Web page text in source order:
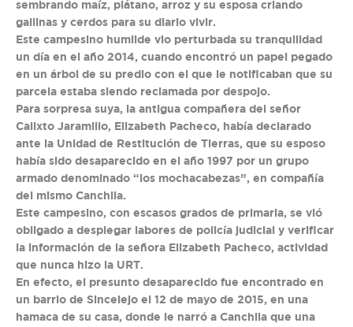
sembrando maíz, plátano, arroz y su esposa criando
gallinas y cerdos para su diario vivir.
Este campesino humilde vio perturbada su tranquilidad
un día en el año 2014, cuando encontró un papel pegado
en un árbol de su predio con el que le notificaban que su
parcela estaba siendo reclamada por despojo.
Para sorpresa suya, la antigua compañera del señor
Calixto Jaramillo, Elizabeth Pacheco, había declarado
ante la Unidad de Restitución de Tierras, que su esposo
había sido desaparecido en el año 1997 por un grupo
armado denominado “los mochacabezas”, en compañía
del mismo Canchila.
Este campesino, con escasos grados de primaria, se vió
obligado a desplegar labores de policía judicial y verificar
la información de la señora Elizabeth Pacheco, actividad
que nunca hizo la URT.
En efecto, el presunto desaparecido fue encontrado en
un barrio de Sincelejo el 12 de mayo de 2015, en una
hamaca de su casa, donde le narró a Canchila que una